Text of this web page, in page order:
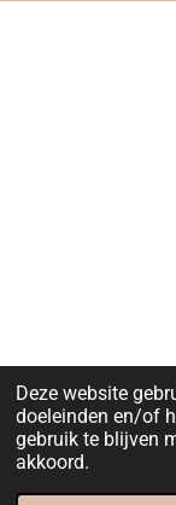
Deze website
doeleinden en/of
gebruik te blijven
akkoord.